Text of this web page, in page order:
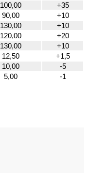
100,00
+35
90,00
+10
130,00
+10
120,00
+20
130,00
+10
12,50
+1,5
10,00
-5
5,00 -1